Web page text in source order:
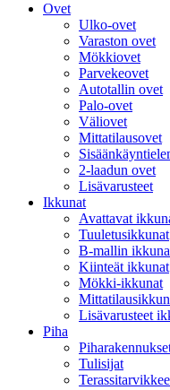
Ovet
Ulko-ovet
Varaston ovet
Mökkiovet
Parvekeovet
Autotallin ovet
Palo-ovet
Väliovet
Mittatilausovet
2-laadun ovet
Lisävarusteet
Ikkunat
Avattavat
Tuuletusikkunat
B-mallin
Kiinteät ikkunat
Mökki-ikkunat
Lisävarusteet
Piha
Tulisijat